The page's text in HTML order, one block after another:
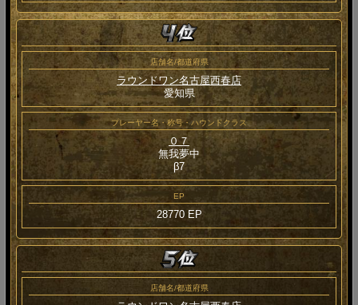
店舗名/都道府県
ラウンドワン名古屋西春店
愛知県
プレーヤー名・称号・ハウンドクラス
０７
無我夢中
β7
EP
28770 EP
店舗名/都道府県